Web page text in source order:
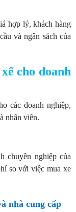
hợp lý, khách hàng
và ngân sách của
cho doanh
các doanh nghiệp,
nhân viên.
chuyên nghiệp của
so với việc mua xe
nhà cung cấp